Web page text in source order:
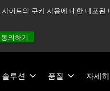
트의 쿠키 사용에 대한 내포
동의하기
서비스는 정상적으로 운영되
솔루션 품질 자세히